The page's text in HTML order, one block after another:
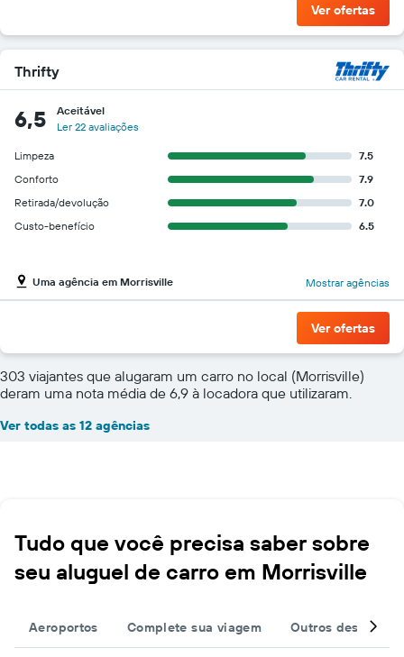
Ver ofertas
Thrifty
6,5
Aceitável
Ler 22 avaliações
Limpeza
7.5
Conforto
7.9
Retirada/devolução
7.0
Custo-benefício
6.5
Uma agência em Morrisville Mostrar agências
Ver ofertas
303 viajantes que alugaram um carro no local (Morrisville)
deram uma nota média de 6,9 à locadora que utilizaram.
Ver todas as 12 agências
Tudo que você precisa saber sobre
seu aluguel de carro em Morrisville
Aeroportos Complete sua viagem Outros destinos